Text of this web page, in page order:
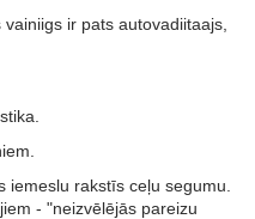
ir pats autovadiitaajs,
rakstīs ceļu segumu.
- "neizvēlējās pareizu